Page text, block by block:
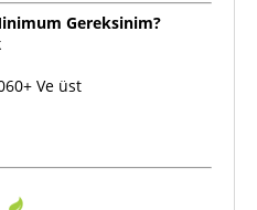
Gereksinim?
Ve üst